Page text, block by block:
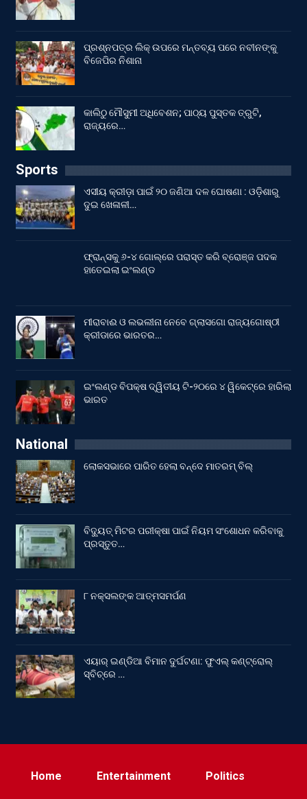
ପ୍ରଶ୍ନପତ୍ର ଲିକ୍ ଉପରେ ମନ୍ତବ୍ୟ ପରେ ନବୀନଙ୍କୁ
ବିଜେପିର ନିଶାନା
କାଲିଠୁ ମୌସୁମୀ ଅଧିବେଶନ; ପାଠ୍ୟ ପୁସ୍ତକ ତ୍ରୁଟି,
ରାଜ୍ୟରେ…
Sports
ଏସୀୟ କ୍ରୀଡ଼ା ପାଇଁ ୨୦ ଜଣିଆ ଦଳ ଘୋଷଣା : ଓଡ଼ିଶାରୁ
ଦୁଇ ଖେଳାଳୀ…
ଫ୍ରାନ୍ସକୁ ୬-୪ ଗୋଲ୍‌ରେ ପରାସ୍ତ କରି ବ୍ରୋଞ୍ଜ ପଦକ
ହାତେଇଲା ଇଂଲଣ୍ଡ
ମୀରାବାଈ ଓ ଲଭଲୀନା ନେବେ ଗ୍ଲାସଗୋ ରାଜ୍ୟଗୋଷ୍ଠୀ
କ୍ରୀଡାରେ ଭାରତର…
ଇଂଲଣ୍ଡ ବିପକ୍ଷ ଦ୍ୱିତୀୟ ଟି-୨୦ରେ ୪ ୱିକେଟ୍‌ରେ ହାରିଲା
ଭାରତ
National
ଲୋକସଭାରେ ପାରିତ ହେଲା ବନ୍ଦେ ମାତରମ୍‌ ବିଲ୍‌
ବିଦ୍ୟୁତ୍ ମିଟର ପରୀକ୍ଷା ପାଇଁ ନିୟମ ସଂଶୋଧନ କରିବାକୁ
ପ୍ରସ୍ତୁତ…
୮ ନକ୍ସଲଙ୍କ ଆତ୍ମସମର୍ପଣ
ଏୟାର୍ ଇଣ୍ଡିଆ ବିମାନ ଦୁର୍ଘଟଣା: ଫୁଏଲ୍‌ କଣ୍ଟ୍ରୋଲ୍‌
ସ୍ବିଚ୍‌ରେ …
Home Entertainment Politics